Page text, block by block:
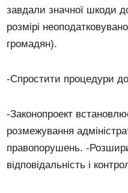
завдали значної шкоди
розмірі
громадян).
-Спростити процедури
-Законопроект встановлює
розмежування
правопорушень. -
відповідальність і